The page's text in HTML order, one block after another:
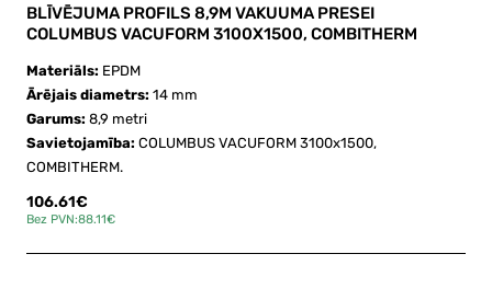
BLĪVĒJUMA PROFILS 8,9M VAKUUMA PRESEI
COLUMBUS VACUFORM 3100X1500, COMBITHERM
Materiāls: EPDM
Ārējais diametrs: 14 mm
Garums: 8,9 metri
Savietojamība: COLUMBUS VACUFORM 3100x1500,
COMBITHERM.
106.61€
Bez PVN:88.11€